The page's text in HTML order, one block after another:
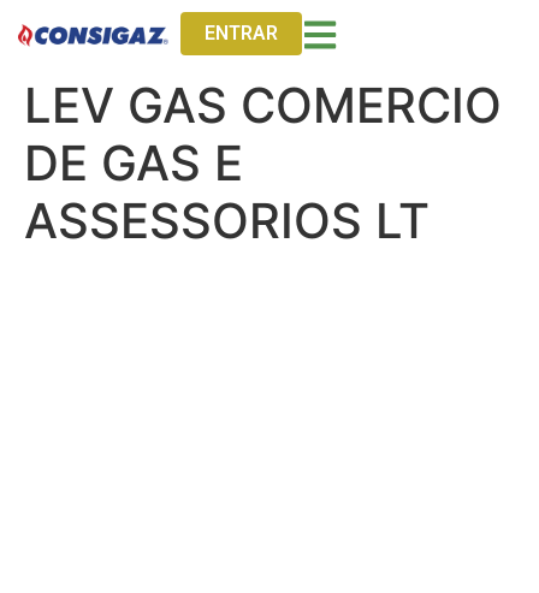
ENTRAR
LEV GAS COMERCIO
DE GAS E
ASSESSORIOS LT